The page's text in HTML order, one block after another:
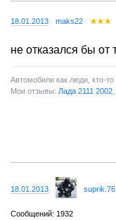
18.01.2013 maks22
не отказался бы от
Автомобили как люди, кто-
Мои отзывы: Лада 2111 2002
18.01.2013 suprik.76
Сообщений: 1932